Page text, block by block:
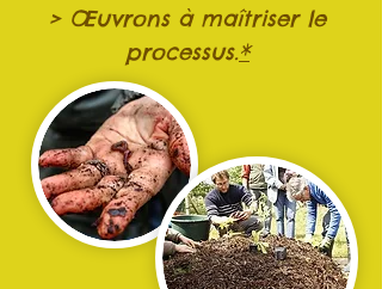
> Œuvrons à maîtriser le
processus.*